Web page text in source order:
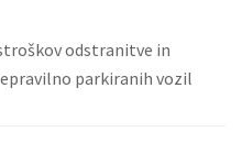
odstranitve in
parkiranih vozil